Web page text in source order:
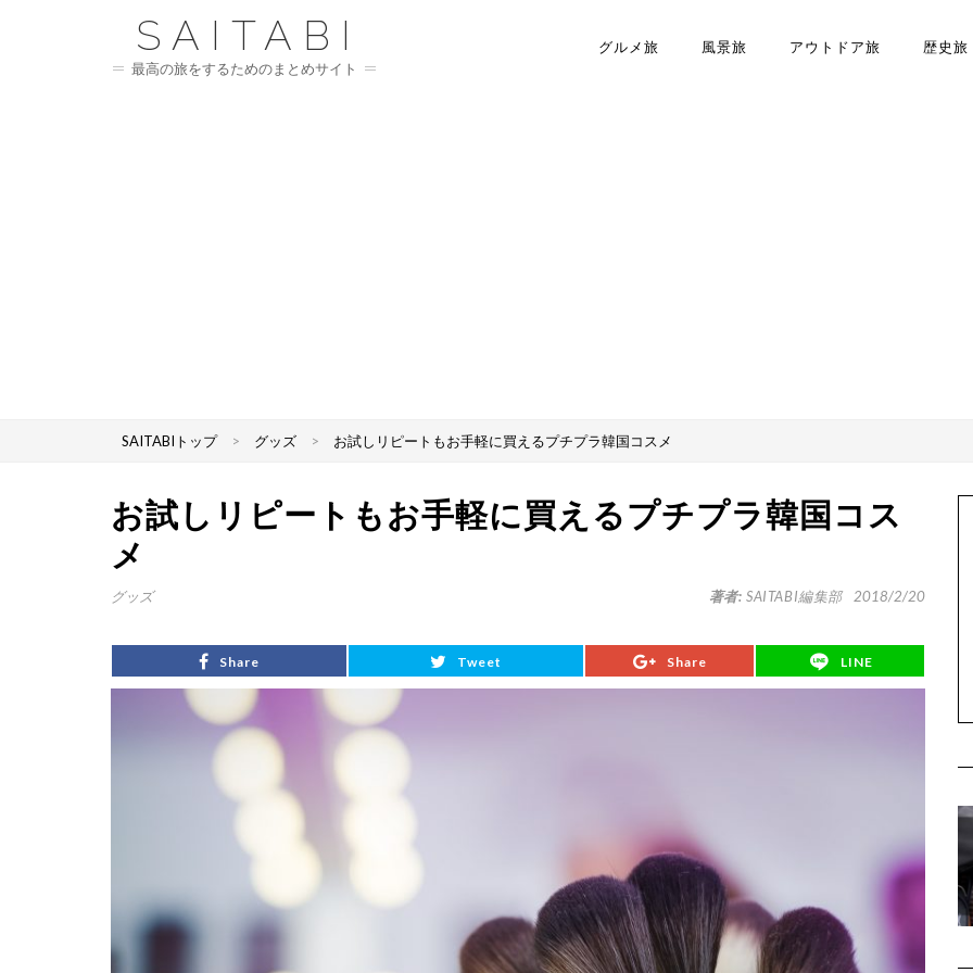
SAITABI
最高の旅をするためのまとめサイト
グルメ旅 風景旅 アウトドア旅 歴史旅
SAITABIトップ > グッズ > お試しリピートもお手軽に買えるプチプラ韓国コスメ
お試しリピートもお手軽に買えるプチプラ韓国コス
メ
グッズ 2018/2/20
著者: SAITABI編集部
Share Tweet Share LINE